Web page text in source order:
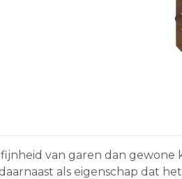
van garen dan
als eigenschap dat